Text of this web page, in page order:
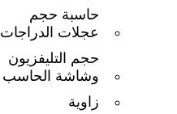
حاسبة حجم
عجلات الدراجات
حجم التليفزيون
وشاشة الحاسب
زاوية